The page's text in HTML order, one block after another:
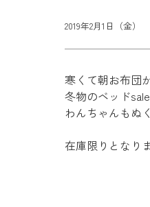
2019年2月1日（金）
寒くて朝お布団
冬物のベッド
わんちゃんもぬ
在庫限りとなり